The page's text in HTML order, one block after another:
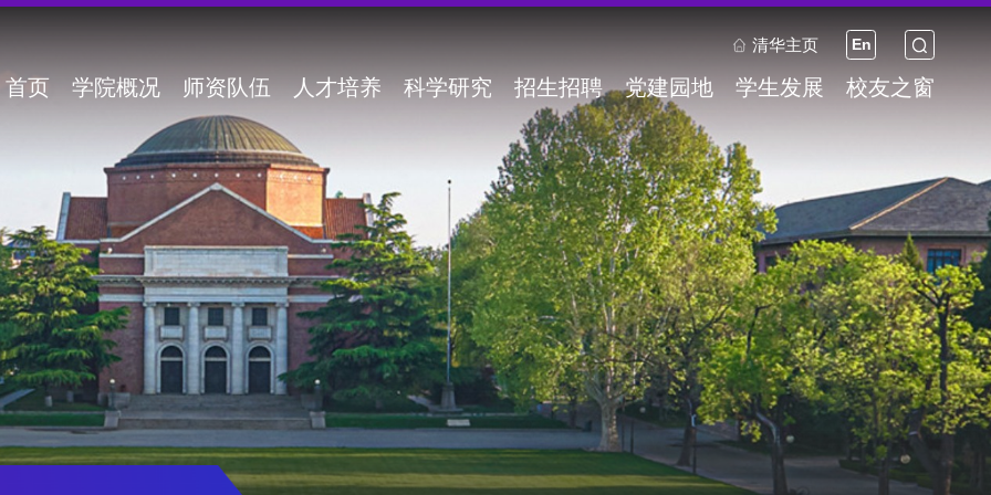
清华主页 En
首页 学院概况 师资队伍 人才培养 科学研究 招生招聘 党建园地 学生发展 校友之窗